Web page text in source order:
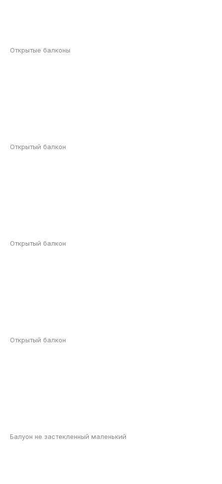
Открытые балконы
Открытый балкон
Открытый балкон
Открытый балкон
Балуон не застекленный маленький